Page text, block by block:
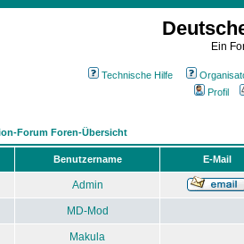
Ein
Technische Hilfe
Profil
Forum Foren-Übersicht
Benutzername E-Mail
Admin
MD-Mod
Makula